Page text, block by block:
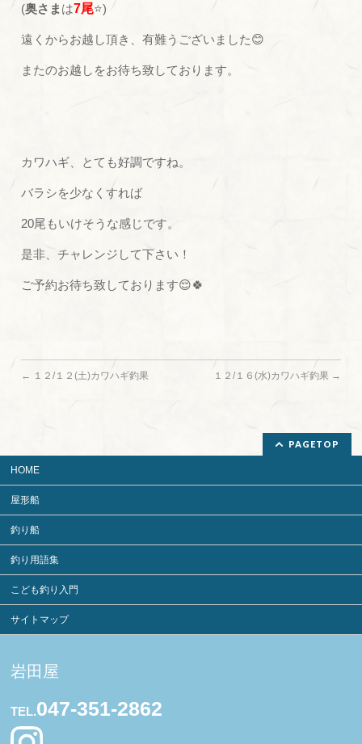
(奥さま は7尾⭐)
遠くからお越し頂き、有難うございました😊
またのお越しをお待ち致しております。
カワハギ、とても好調ですね。
バラシを少なくすれば
20尾もいけそうな感じです。
是非、チャレンジして下さい！
ご予約お待ち致しております😌🍀
← １２/１２(土)カワハギ釣果 １２/１６(水)カワハギ釣果 →
PAGETOP
HOME
屋形船
釣り船
釣り用語集
こども釣り入門
サイトマップ
岩田屋
TEL.047-351-2862